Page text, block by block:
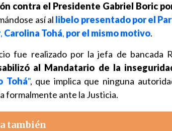
contra el Presidente Gabriel Boric
así al libelo presentado por el
, Carolina Tohá, por el mismo motivo.
fue realizado por la jefa de bancada
al Mandatario de la
Tohá", que implica que ninguna
formalmente ante la Justicia.
también